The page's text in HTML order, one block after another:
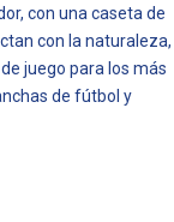
con una caseta de
con la naturaleza,
juego para los más
de fútbol y